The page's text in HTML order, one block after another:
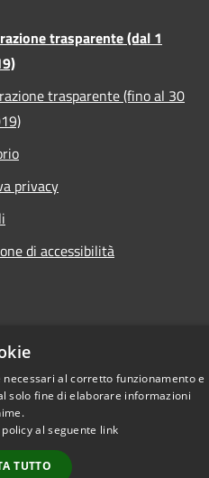
trasparente (dal 1
trasparente (fino al 30
privacy
di accessibilità
al corretto funzionamento e
solo fine di elaborare informazioni
al seguente link
TUTTO